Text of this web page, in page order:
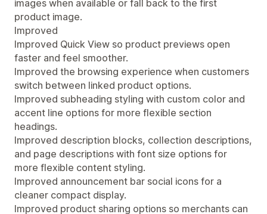
images when available or fall back to the first
product image.
Improved
Improved Quick View so product previews open
faster and feel smoother.
Improved the browsing experience when customers
switch between linked product options.
Improved subheading styling with custom color and
accent line options for more flexible section
headings.
Improved description blocks, collection descriptions,
and page descriptions with font size options for
more flexible content styling.
Improved announcement bar social icons for a
cleaner compact display.
Improved product sharing options so merchants can